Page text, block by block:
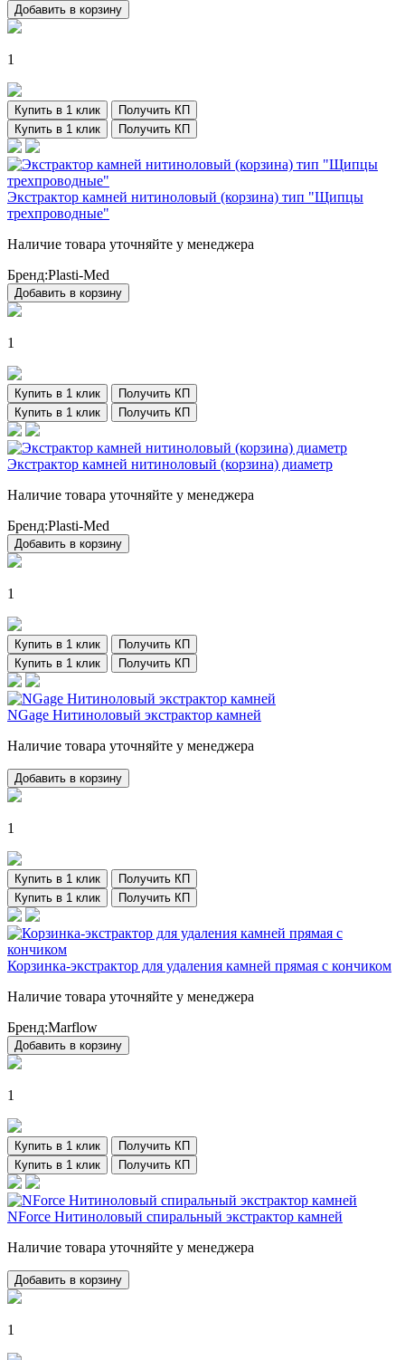
Добавить в корзину
1
Купить в 1 клик
Получить КП
Купить в 1 клик
Получить КП
Экстрактор камней нитиноловый (корзина) тип "Щипцы
трехпроводные"
Наличие товара уточняйте у менеджера
Бренд:Plasti-Med
Добавить в корзину
1
Купить в 1 клик
Получить КП
Купить в 1 клик
Получить КП
Экстрактор камней нитиноловый (корзина) диаметр
Наличие товара уточняйте у менеджера
Бренд:Plasti-Med
Добавить в корзину
1
Купить в 1 клик
Получить КП
Купить в 1 клик
Получить КП
NGage Нитиноловый экстрактор камней
Наличие товара уточняйте у менеджера
Добавить в корзину
1
Купить в 1 клик
Получить КП
Купить в 1 клик
Получить КП
Корзинка-экстрактор для удаления камней прямая с кончиком
Наличие товара уточняйте у менеджера
Бренд:Marflow
Добавить в корзину
1
Купить в 1 клик
Получить КП
Купить в 1 клик
Получить КП
NForce Нитиноловый спиральный экстрактор камней
Наличие товара уточняйте у менеджера
Добавить в корзину
1